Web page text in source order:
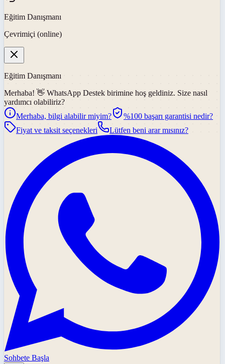
Eğitim Danışmanı
Çevrimiçi (online)
Eğitim Danışmanı
Merhaba! 👋 WhatsApp Destek birimine hoş geldiniz. Size nasıl
yardımcı olabiliriz?
Merhaba, bilgi alabilir miyim?
%100 başarı garantisi nedir?
Fiyat ve taksit seçenekleri
Lütfen beni arar mısınız?
Sohbete Başla